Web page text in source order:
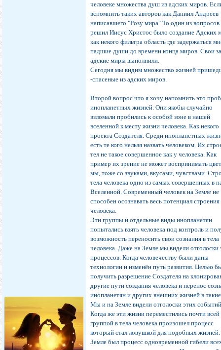
человеке множества душ из адских миров.
вспомнить таких авторов как Даниил Андреев
написавшего "Розу мира" То один из вопросов
решил Иисус Христос было создание Адских
как некого фильтра область где задержаться
падшие души до времени конца миров. Свои
адские миры выполнили.
Сегодня мы видим множество жизней
-спасеные из адских миров.
Второй вопрос что я хочу напомнить это
инопланетных жизней. Они якобы случайно
взломали пробились к особой зоне в нашей
вселенной к месту жизни человека. Как некого
проекта Создателя. Среди инопланетных
есть те кого нельзя назвать человеком. Их
тел не такое совершенное как у человека. Как
пример их зрение не может воспринимать
мы, тоже со звуками, вкусами, чувствами.
тела человека одно из самых совершенных в
Вселенной. Современный человек на Земле не
способен осознавать весь потенциал строения
человека.
Эти группы и отдельные виды инопланетян
попытались взять человека под контроль и
возможность переносить свои сознания в тела
человека. Даже на Земле мы видели отголоски
процессов. Когда человечеству были даны
технологии и изменён путь развития. Целью
получить разрешение Создателя на
другие пути создания человека и перенос
инопланетян и других внешних жизней в
Мы и на Земле видели отголоски этих
Когда же эти жизни переместились почти всей
группой в тела человека произошел процесс
который стал ловушкой для подобных
Земле был процесс одновременной гибели